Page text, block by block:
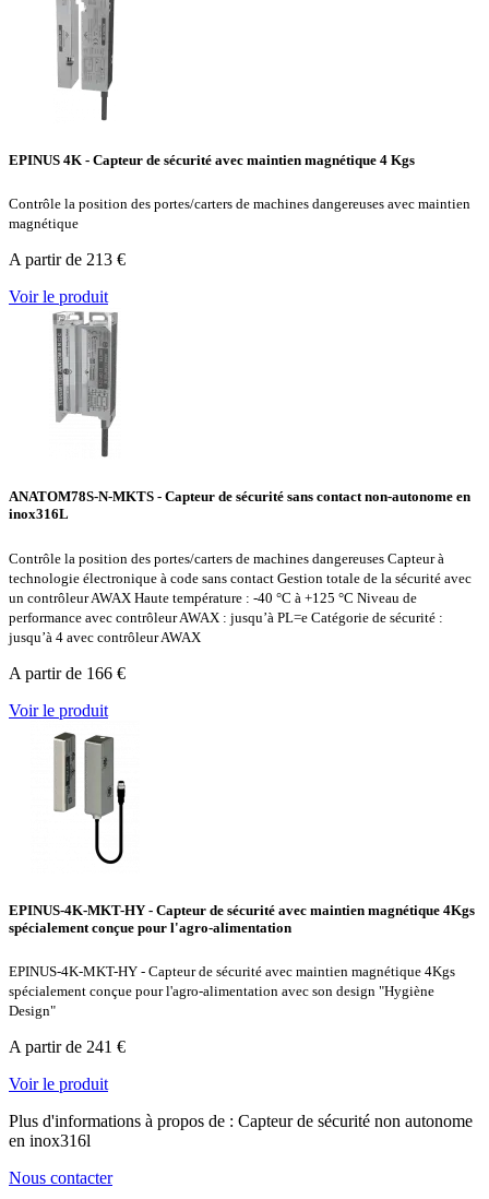
EPINUS 4K - Capteur de sécurité avec maintien magnétique 4 Kgs
Contrôle la position des portes/carters de machines dangereuses avec maintien
magnétique
A partir de 213 €
Voir le produit
ANATOM78S-N-MKTS - Capteur de sécurité sans contact non-autonome en
inox316L
Contrôle la position des portes/carters de machines dangereuses Capteur à
technologie électronique à code sans contact Gestion totale de la sécurité avec
un contrôleur AWAX Haute température : -40 °C à +125 °C Niveau de
performance avec contrôleur AWAX : jusqu’à PL=e Catégorie de sécurité :
jusqu’à 4 avec contrôleur AWAX
A partir de 166 €
Voir le produit
EPINUS-4K-MKT-HY - Capteur de sécurité avec maintien magnétique 4Kgs
spécialement conçue pour l'agro-alimentation
EPINUS-4K-MKT-HY - Capteur de sécurité avec maintien magnétique 4Kgs
spécialement conçue pour l'agro-alimentation avec son design "Hygiène
Design"
A partir de 241 €
Voir le produit
Plus d'informations à propos de : Capteur de sécurité non autonome
en inox316l
Nous contacter